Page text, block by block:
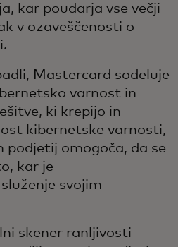
kar poudarja vse večji
v ozaveščenosti o
Mastercard sodeluje
varnost in
ki krepijo in
kibernetske varnosti,
podjetij omogoča, da se
kar je
svojim
skener ranljivosti